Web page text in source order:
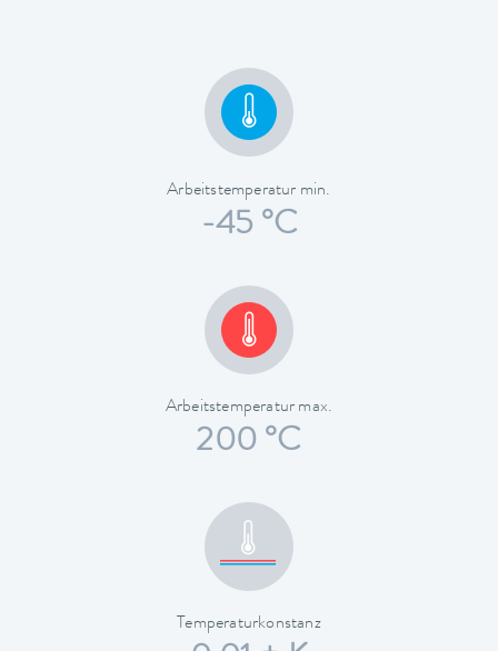
Arbeitstemperatur min.
-45 °C
Arbeitstemperatur max.
200 °C
Temperaturkonstanz